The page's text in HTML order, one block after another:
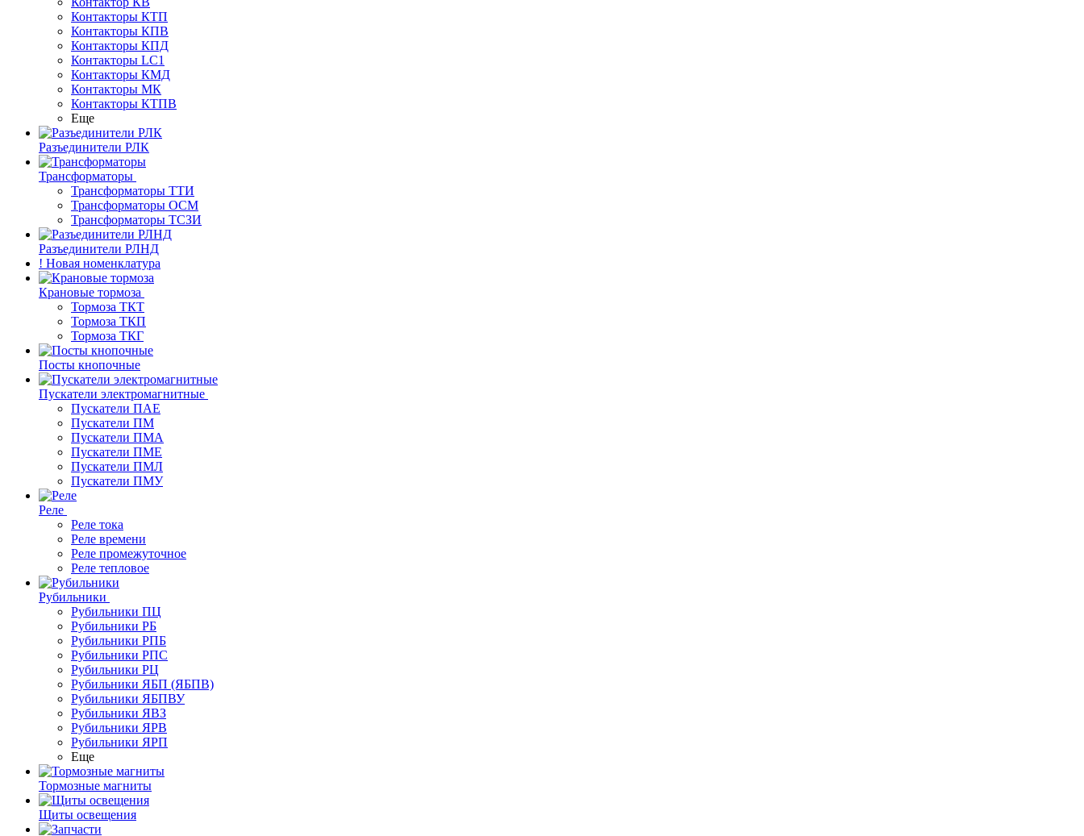
Контакторы КТП
Контакторы КПВ
Контакторы КПД
Контакторы LC1
Контакторы КМД
Контакторы МК
Контакторы КТПВ
Еще
Разъединители РЛК
Трансформаторы
Трансформаторы ТТИ
Трансформаторы ОСМ
Трансформаторы ТСЗИ
Разъединители РЛНД
! Новая номенклатура
Крановые тормоза
Тормоза ТКТ
Тормоза ТКП
Тормоза ТКГ
Посты кнопочные
Пускатели электромагнитные
Пускатели ПАЕ
Пускатели ПМ
Пускатели ПМА
Пускатели ПМЕ
Пускатели ПМЛ
Пускатели ПМУ
Реле
Реле тока
Реле времени
Реле промежуточное
Реле тепловое
Рубильники
Рубильники ПЦ
Рубильники РБ
Рубильники РПБ
Рубильники РПС
Рубильники РЦ
Рубильники ЯБП (ЯБПВ)
Рубильники ЯБПВУ
Рубильники ЯВЗ
Рубильники ЯРВ
Рубильники ЯРП
Еще
Тормозные магниты
Щиты освещения